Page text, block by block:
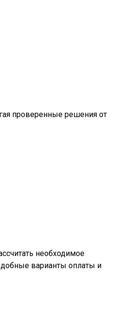
проверенные решения от
необходимое
варианты оплаты и